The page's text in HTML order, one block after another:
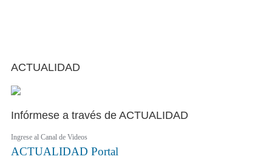
ACTUALIDAD
Infórmese a través de ACTUALIDAD
Ingrese al Canal de Videos
ACTUALIDAD Portal